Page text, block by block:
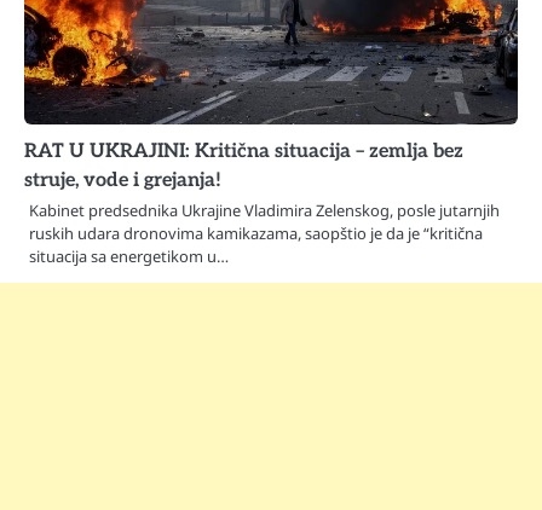
RAT U UKRAJINI: Kritična situacija – zemlja bez
struje, vode i grejanja!
Kabinet predsednika Ukrajine Vladimira Zelenskog, posle jutarnjih
ruskih udara dronovima kamikazama, saopštio je da je “kritična
situacija sa energetikom u…